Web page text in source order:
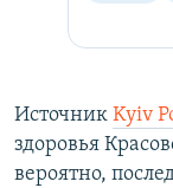
Источник Kyiv
здоровья
вероятно,